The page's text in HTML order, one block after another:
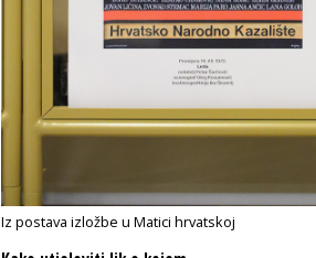
Iz postava izložbe u Matici hrvatskoj